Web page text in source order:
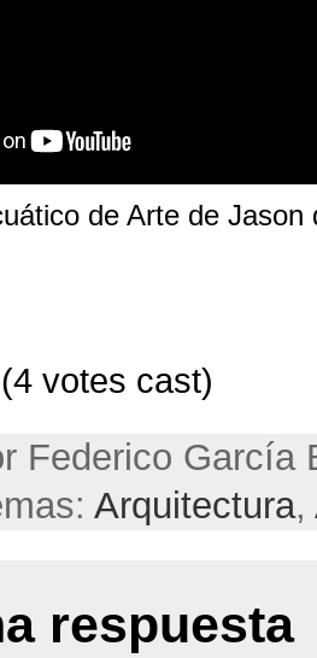
de Arte de Jason
(4 votes cast)
Federico García
Arquitectura,
respuesta